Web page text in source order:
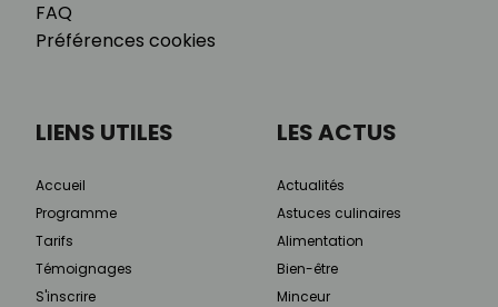
FAQ
Préférences cookies
LIENS UTILES
Accueil
Programme
Tarifs
Témoignages
S'inscrire
LES ACTUS
Actualités
Astuces culinaires
Alimentation
Bien-être
Minceur